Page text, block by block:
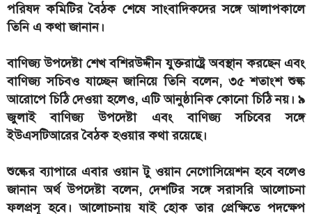
পরিষদ কমিটির বৈঠক শেষে সাংবাদিকদের সঙ্গে আলাপকালে
তিনি এ কথা জানান।
বাণিজ্য উপদেষ্টা শেখ বশিরউদ্দীন যুক্তরাষ্ট্রে অবস্থান করছেন এবং
বাণিজ্য সচিবও যাচ্ছেন জানিয়ে তিনি বলেন, ৩৫ শতাংশ শুল্ক
আরোপে চিঠি দেওয়া হলেও, এটি আনুষ্ঠানিক কোনো চিঠি নয়। ৯
জুলাই বাণিজ্য উপদেষ্টা এবং বাণিজ্য সচিবের সঙ্গে
ইউএসটিআরের বৈঠক হওয়ার কথা রয়েছে।
শুল্কের ব্যাপারে এবার ওয়ান টু ওয়ান নেগোসিয়েশন হবে বলেও
জানান অর্থ উপদেষ্টা বলেন, দেশটির সঙ্গে সরাসরি আলোচনা
ফলপ্রসূ হবে। আলোচনায় যাই হোক তার প্রেক্ষিতে পদক্ষেপ